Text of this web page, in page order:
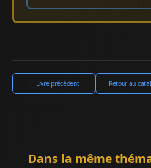
← Livre précédent Retour au
Dans la même